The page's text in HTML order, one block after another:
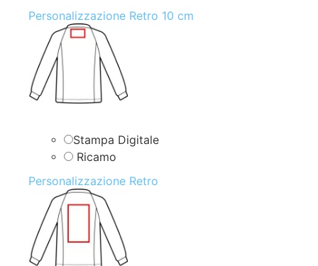
Personalizzazione Retro 10 cm
Stampa Digitale
Ricamo
Personalizzazione Retro